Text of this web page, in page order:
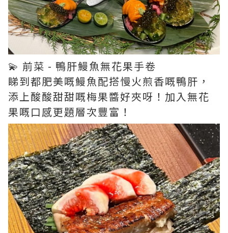
💫 前菜 - 鴨肝鰻魚無花果手卷
睇到都肥美嘅鰻魚配搭慢火煎香嘅鴨肝，
添上酸酸甜甜嘅梅果醬好夾呀！加入無花
果嘅口感更題層次豐富！